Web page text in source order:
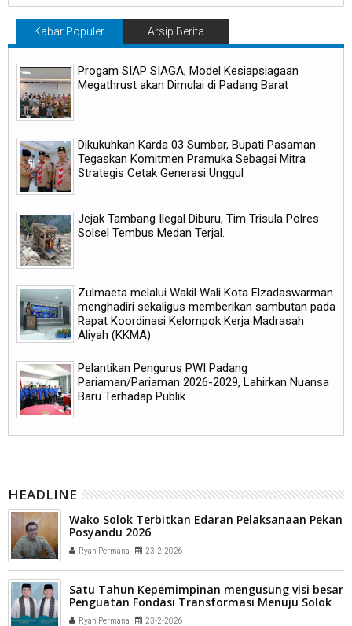
Kabar Populer Arsip Berita
Progam SIAP SIAGA, Model Kesiapsiagaan
Megathrust akan Dimulai di Padang Barat
Dikukuhkan Karda 03 Sumbar, Bupati Pasaman
Tegaskan Komitmen Pramuka Sebagai Mitra
Strategis Cetak Generasi Unggul
Jejak Tambang Ilegal Diburu, Tim Trisula Polres
Solsel Tembus Medan Terjal.
Zulmaeta melalui Wakil Wali Kota Elzadaswarman
menghadiri sekaligus memberikan sambutan pada
Rapat Koordinasi Kelompok Kerja Madrasah
Aliyah (KKMA)
Pelantikan Pengurus PWI Padang
Pariaman/Pariaman 2026-2029, Lahirkan Nuansa
Baru Terhadap Publik.
HEADLINE
Wako Solok Terbitkan Edaran Pelaksanaan Pekan
Posyandu 2026
Ryan Permana 23-2-2026
Satu Tahun Kepemimpinan mengusung visi besar
Penguatan Fondasi Transformasi Menuju Solok
Kota Madani.
Ryan Permana 23-2-2026